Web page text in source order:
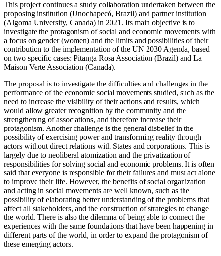
This project continues a study collaboration undertaken between the
proposing institution (Unochapecó, Brazil) and partner institution
(Algoma University, Canada) in 2021. Its main objective is to
investigate the protagonism of social and economic movements with
a focus on gender (women) and the limits and possibilities of their
contribution to the implementation of the UN 2030 Agenda, based
on two specific cases: Pitanga Rosa Association (Brazil) and La
Maison Verte Association (Canada).
The proposal is to investigate the difficulties and challenges in the
performance of the economic social movements studied, such as the
need to increase the visibility of their actions and results, which
would allow greater recognition by the community and the
strengthening of associations, and therefore increase their
protagonism. Another challenge is the general disbelief in the
possibility of exercising power and transforming reality through
actors without direct relations with States and corporations. This is
largely due to neoliberal atomization and the privatization of
responsibilities for solving social and economic problems. It is often
said that everyone is responsible for their failures and must act alone
to improve their life. However, the benefits of social organization
and acting in social movements are well known, such as the
possibility of elaborating better understanding of the problems that
affect all stakeholders, and the construction of strategies to change
the world. There is also the dilemma of being able to connect the
experiences with the same foundations that have been happening in
different parts of the world, in order to expand the protagonism of
these emerging actors.